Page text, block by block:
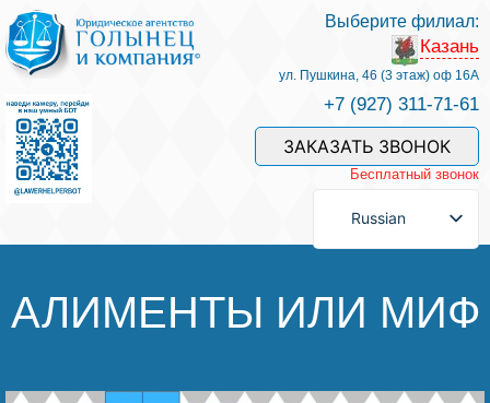
Услуги и наши специалисты
Оплата услуг
Задать вопрос
Выберите филиал:
Казань
ул. Пушкина, 46 (3 этаж) оф 16А
+7 (927) 311-71-61
ЗАКАЗАТЬ ЗВОНОК
Бесплатный звонок
Russian
АЛИМЕНТЫ ИЛИ МИФ